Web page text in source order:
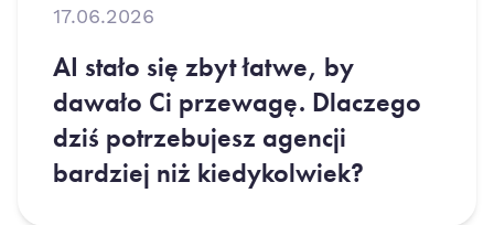
17.06.2026
AI stało się zbyt łatwe, by
dawało Ci przewagę. Dlaczego
dziś potrzebujesz agencji
bardziej niż kiedykolwiek?